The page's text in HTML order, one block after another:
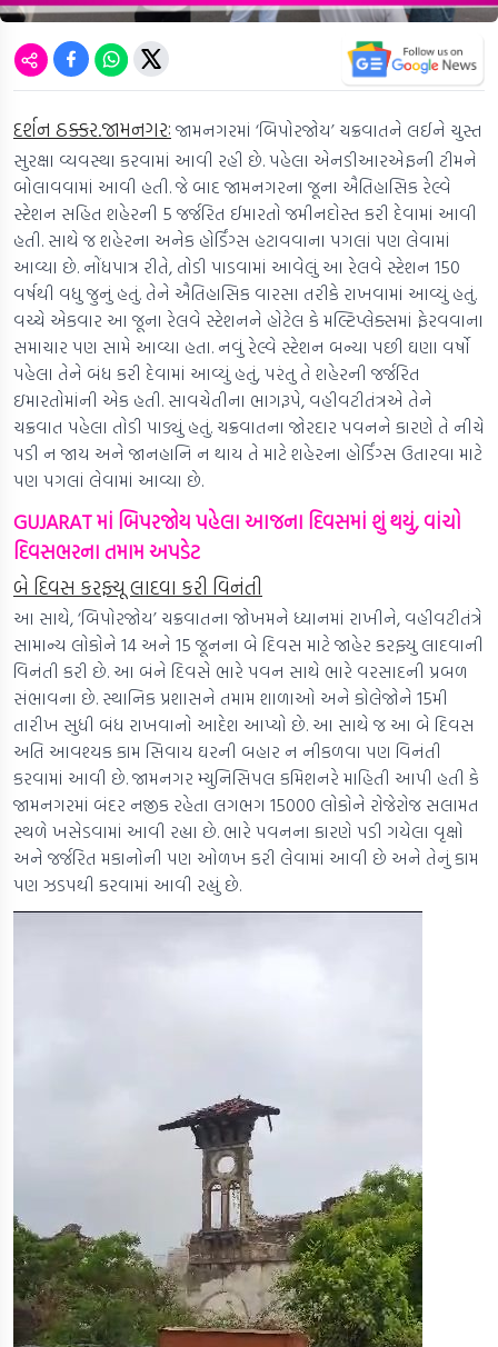
દર્શન ઠક્કર.જામનગરઃ જામનગરમાં ‘બિપોરજોય’ ચક્રવાતને લઈને ચુસ્ત
સુરક્ષા વ્યવસ્થા કરવામાં આવી રહી છે. પહેલા એનડીઆરએફની ટીમને
બોલાવવામાં આવી હતી. જે બાદ જામનગરના જૂના ઐતિહાસિક રેલ્વે
સ્ટેશન સહિત શહેરની 5 જર્જરિત ઈમારતો જમીનદોસ્ત કરી દેવામાં આવી
હતી. સાથે જ શહેરના અનેક હોર્ડિંગ્સ હટાવવાના પગલાં પણ લેવામાં
આવ્યા છે. નોંધપાત્ર રીતે, તોડી પાડવામાં આવેલું આ રેલવે સ્ટેશન 150
વર્ષથી વધુ જુનું હતું. તેને ઐતિહાસિક વારસા તરીકે રાખવામાં આવ્યું હતું.
વચ્ચે એકવાર આ જૂના રેલવે સ્ટેશનને હોટેલ કે મલ્ટિપ્લેક્સમાં ફેરવવાના
સમાચાર પણ સામે આવ્યા હતા. નવું રેલ્વે સ્ટેશન બન્યા પછી ઘણા વર્ષો
પહેલા તેને બંધ કરી દેવામાં આવ્યું હતું, પરંતુ તે શહેરની જર્જરિત
ઇમારતોમાંની એક હતી. સાવચેતીના ભાગરૂપે, વહીવટીતંત્રએ તેને
ચક્રવાત પહેલા તોડી પાડ્યું હતું. ચક્રવાતના જોરદાર પવનને કારણે તે નીચે
પડી ન જાય અને જાનહાનિ ન થાય તે માટે શહેરના હોર્ડિંગ્સ ઉતારવા માટે
પણ પગલાં લેવામાં આવ્યા છે.
GUJARAT માં બિપરજોય પહેલા આજના દિવસમાં શું થયું, વાંચો
દિવસભરના તમામ અપડેટ
બે દિવસ કરફ્યૂ લાદવા કરી વિનંતી
આ સાથે, ‘બિપોરજોય’ ચક્રવાતના જોખમને ધ્યાનમાં રાખીને, વહીવટીતંત્રે
સામાન્ય લોકોને 14 અને 15 જૂનના બે દિવસ માટે જાહેર કરફ્યુ લાદવાની
વિનંતી કરી છે. આ બંને દિવસે ભારે પવન સાથે ભારે વરસાદની પ્રબળ
સંભાવના છે. સ્થાનિક પ્રશાસને તમામ શાળાઓ અને કોલેજોને 15મી
તારીખ સુધી બંધ રાખવાનો આદેશ આપ્યો છે. આ સાથે જ આ બે દિવસ
અતિ આવશ્યક કામ સિવાય ઘરની બહાર ન નીકળવા પણ વિનંતી
કરવામાં આવી છે. જામનગર મ્યુનિસિપલ કમિશનરે માહિતી આપી હતી કે
જામનગરમાં બંદર નજીક રહેતા લગભગ 15000 લોકોને રોજેરોજ સલામત
સ્થળે ખસેડવામાં આવી રહ્યા છે. ભારે પવનના કારણે પડી ગયેલા વૃક્ષો
અને જર્જરિત મકાનોની પણ ઓળખ કરી લેવામાં આવી છે અને તેનું કામ
પણ ઝડપથી કરવામાં આવી રહ્યું છે.